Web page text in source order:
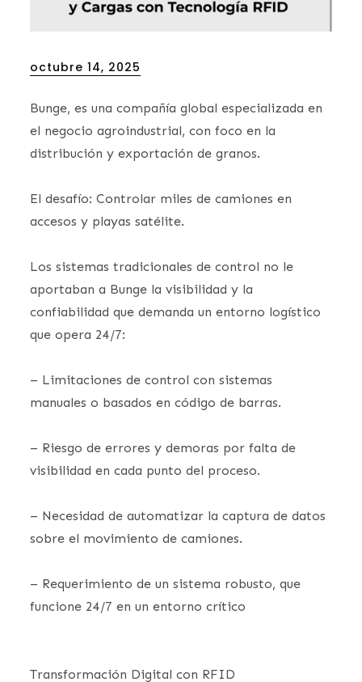
Posted
octubre 14, 2025
Bunge, es una compañía global especializada en
el negocio agroindustrial, con foco en la
distribución y exportación de granos.
El desafío: Controlar miles de camiones en
accesos y playas satélite.
Los sistemas tradicionales de control no le
aportaban a Bunge la visibilidad y la
confiabilidad que demanda un entorno logístico
que opera 24/7:
– Limitaciones de control con sistemas
manuales o basados en código de barras.
– Riesgo de errores y demoras por falta de
visibilidad en cada punto del proceso.
– Necesidad de automatizar la captura de datos
sobre el movimiento de camiones.
– Requerimiento de un sistema robusto, que
funcione 24/7 en un entorno crítico
Transformación Digital con RFID